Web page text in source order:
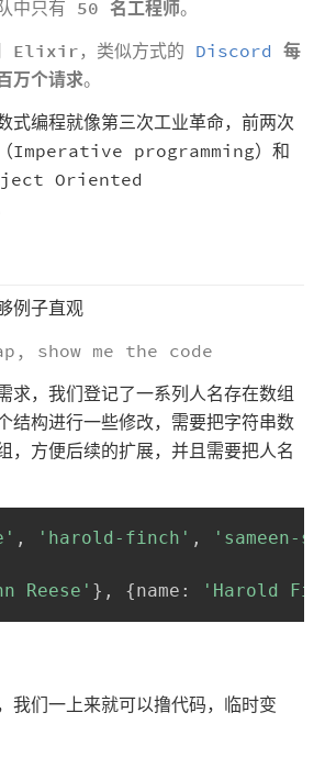
中只有 50 名工程师。
Elixir ，类似方式的 Discord 每
万个请求。
式编程就像第三次工业革命，前两次
（Imperative programming）和
Oriented
例子直观
show me the code
求，我们登记了一系列人名存在数组
结构进行一些修改，需要把字符串数
，方便后续的扩展，并且需要把人名
, 'harold-finch' ,
'sameen-
Reese' } , {name : 'Harold
我们一上来就可以撸代码，临时变